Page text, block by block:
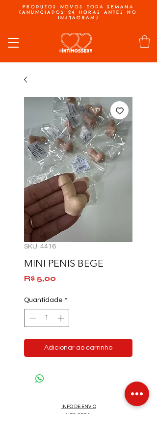
PRODUTOS NOVOS TODA SEMANA
(ANUNCIADOS 24 HORAS ANTES NO
INSTAGRAM)
SKU: 4416
MINI PENIS BEGE
R$ 5,00
Quantidade *
Adicionar ao carrinho
INFO DE ENVIO
INFO GERAL